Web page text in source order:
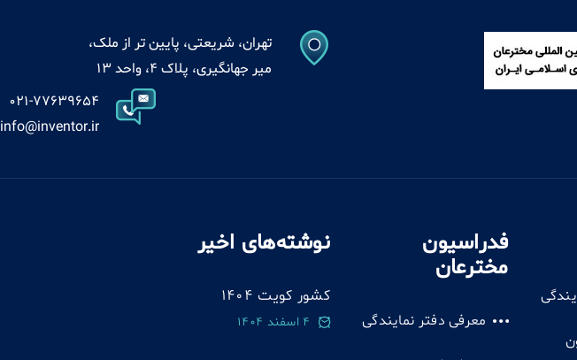
تهران، شریعتی، پایین تر از ملک،
میر جهانگیری، پلاک 4، واحد 13
021-77639654
info@inventor.ir
فدراسیون
مخترعان
معرفی دفتر نمایندگی
نوشته‌های اخیر
کشور کویت 1404
4 اسفند 1404